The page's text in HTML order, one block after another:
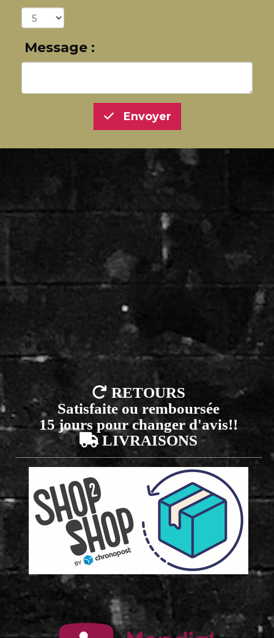
Message :
Envoyer
 RETOURS
Satisfaite ou remboursée
15 jours pour changer d'avis!!
 LIVRAISONS